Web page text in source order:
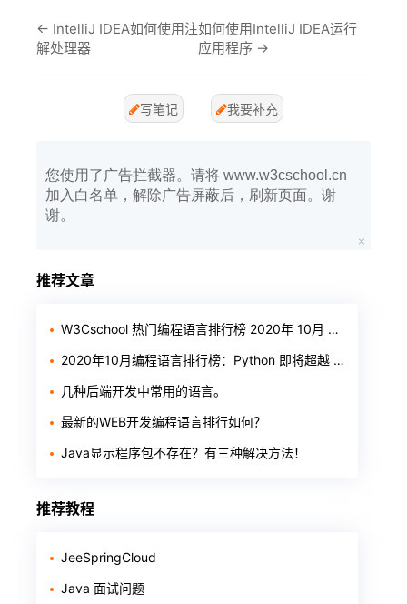
← IntelliJ IDEA如何使用注
解处理器
如何使用IntelliJ IDEA运行
应用程序 →
写笔记 我要补充
您使用了广告拦截器。请将 www.w3cschool.cn
加入白名单，解除广告屏蔽后，刷新页面。谢
谢。
推荐文章
W3Cschool 热门编程语言排行榜 2020年 10月 TOP10
2020年10月编程语言排行榜：Python 即将超越 Java
几种后端开发中常用的语言。
最新的WEB开发编程语言排行如何？
Java显示程序包不存在？有三种解决方法！
推荐教程
JeeSpringCloud
Java 面试问题